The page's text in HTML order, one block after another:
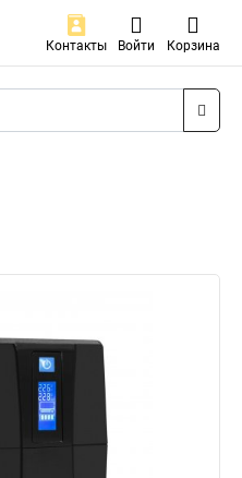
Контакты Войти Корзина